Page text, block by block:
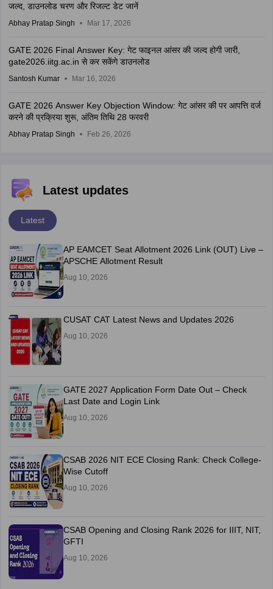
जल्द, डाउनलोड चरण और रिजल्ट डेट जानें
Abhay Pratap Singh Mar 17, 2026
GATE 2026 Final Answer Key: गेट फाइनल आंसर की जल्द होगी जारी,
gate2026.iitg.ac.in से कर सकेंगे डाउनलोड
Santosh Kumar Mar 16, 2026
GATE 2026 Answer Key Objection Window: गेट आंसर की पर आपत्ति दर्ज
करने की प्रक्रिया शुरू, अंतिम तिथि 28 फरवरी
Abhay Pratap Singh Feb 26, 2026
Latest updates
Latest
AP EAMCET Seat Allotment 2026 Link (OUT) Live –
APSCHE Allotment Result
Aug 10, 2026
CUSAT CAT Latest News and Updates 2026
Aug 10, 2026
GATE 2027 Application Form Date Out – Check
Last Date and Login Link
Aug 10, 2026
CSAB 2026 NIT ECE Closing Rank: Check College-
Wise Cutoff
Aug 10, 2026
CSAB Opening and Closing Rank 2026 for IIIT, NIT,
GFTI
Aug 10, 2026